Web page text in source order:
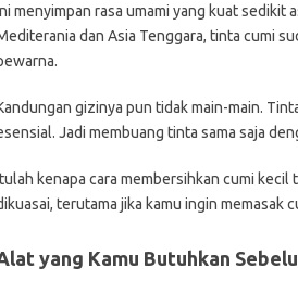
menyimpan rasa umami yang kuat sedikit
dan Asia Tenggara, tinta cumi
gizinya pun tidak main-main.
Jadi membuang tinta sama saja
kenapa cara membersihkan cumi
terutama jika kamu ingin memasak
yang Kamu Butuhkan